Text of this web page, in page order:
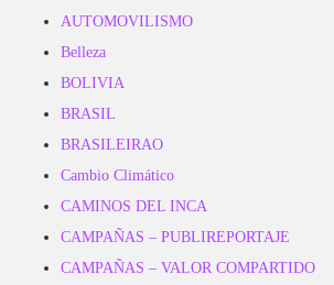
AUTOMOVILISMO
Belleza
BOLIVIA
BRASIL
BRASILEIRAO
Cambio Climático
CAMINOS DEL INCA
CAMPAÑAS – PUBLIREPORTAJE
CAMPAÑAS – VALOR COMPARTIDO